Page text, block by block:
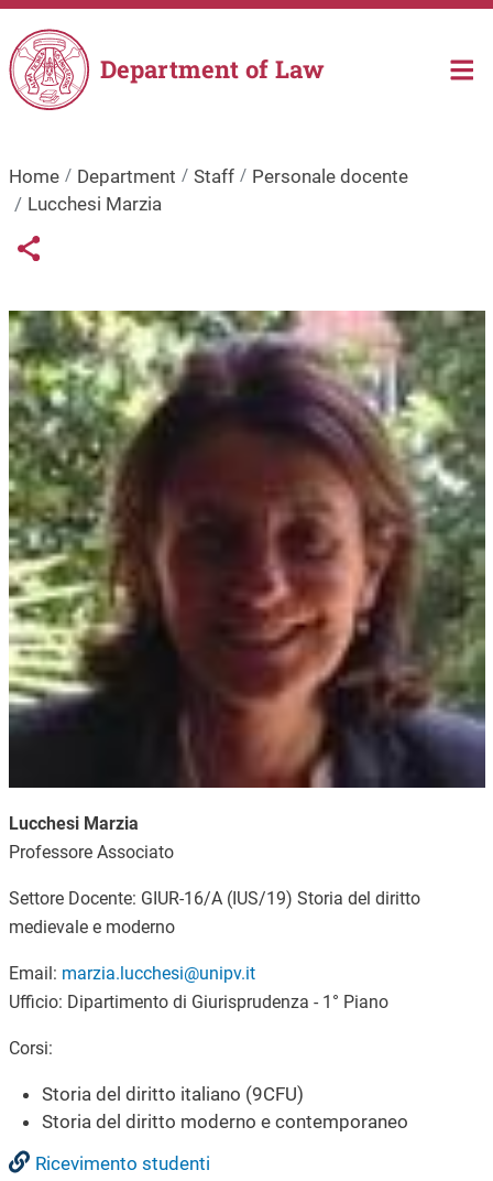
Skip to main content
Department of Law
Home Department Staff
Personale docente
Lucchesi Marzia
Links condivisione social
Share button
Image
Lucchesi Marzia
Professore Associato
Settore Docente: GIUR-16/A (IUS/19) Storia del diritto
medievale e moderno
Email: marzia.lucchesi@unipv.it
Ufficio: Dipartimento di Giurisprudenza - 1° Piano
Corsi:
Storia del diritto italiano (9CFU)
Storia del diritto moderno e contemporaneo
Ricevimento studenti